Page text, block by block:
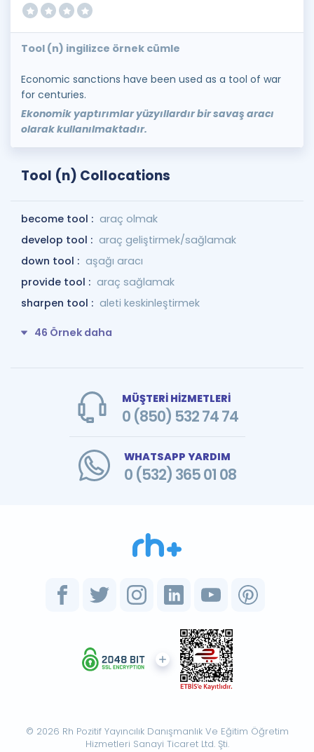
Tool (n) ingilizce örnek cümle
Economic sanctions have been used as a tool of war
for centuries.
Ekonomik yaptırımlar yüzyıllardır bir savaş aracı
olarak kullanılmaktadır.
Tool (n) Collocations
become tool : araç olmak
develop tool : araç geliştirmek/sağlamak
down tool : aşağı aracı
provide tool : araç sağlamak
sharpen tool : aleti keskinleştirmek
46 Örnek daha
MÜŞTERİ HİZMETLERİ
0 (850) 532 74 74
WHATSAPP YARDIM
0 (532) 365 01 08
© 2026 Rh Pozitif Yayıncılık Danışmanlık Ve Eğitim Öğretim
Hizmetleri Sanayi Ticaret Ltd. Şti.